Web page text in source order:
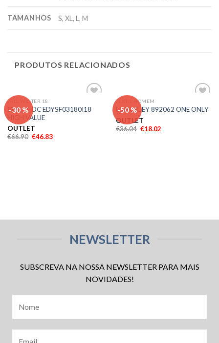
TAMANHOS S, XL, L, M
PRODUTOS RELACIONADOS
-30 %
aos meus
FALL WINTER 18
SWEAT DC EDYSF03180I18
HIGH VALUE
OUTLET
€66.90 €46.83
-50 %
aos meus
TEXTIL HOMEM
LS HURLEY 892062 ONE ONLY
OUTLET
€36.04 €18.02
NEWSLETTER
SUBSCREVA NA NOSSA NEWSLETTER PARA MAIS
NOVIDADES!